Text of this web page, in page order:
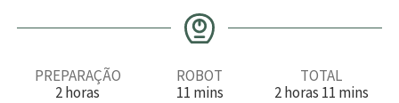
PREPARAÇÃO
2hhoras
ROBOT
11mmins
TOTAL
2hhoras 11mmins